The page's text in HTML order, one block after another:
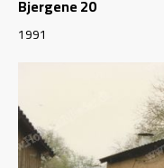
Bjergene 20
1991